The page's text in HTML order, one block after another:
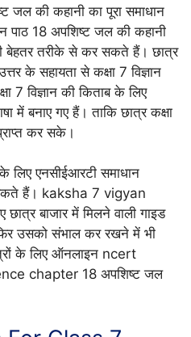
जल की कहानी का पूरा समाधान
पाठ 18 अपशिष्ट जल की कहानी
बेहतर तरीके से कर सकते हैं। छात्र
के सहायता से कक्षा 7 विज्ञान
7 विज्ञान की किताब के लिए
में बनाए गए हैं। ताकि छात्र कक्षा
कर सके।
के लिए एनसीईआरटी समाधान
हैं। kaksha 7 vigyan
बाजार में मिलने वाली गाइड
उसको संभाल कर रखने में भी
के लिए ऑनलाइन ncert
chapter 18 अपशिष्ट जल